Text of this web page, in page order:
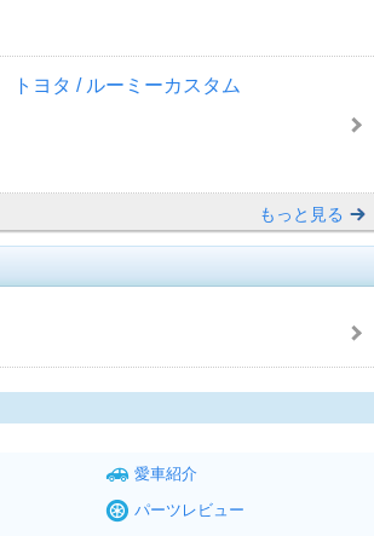
トヨタ / ルーミーカスタム
もっと見る
愛車紹介
パーツレビュー